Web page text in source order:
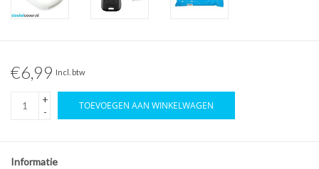
€6,99 Incl. btw
+
-
TOEVOEGEN AAN WINKELWAGEN
Informatie